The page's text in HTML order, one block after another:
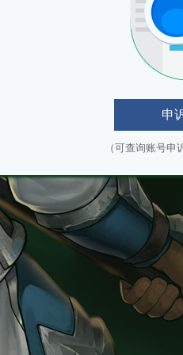
申
（可查询账号申